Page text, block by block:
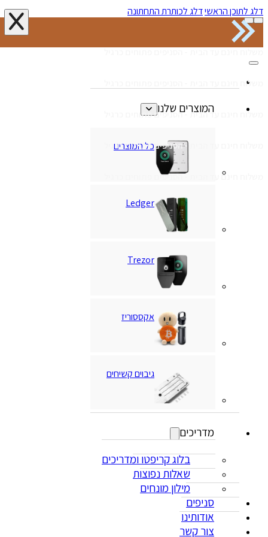
דלג לתוכן הראשידלג לכותרת התחתונה
משלוח חינם עד הבית - הסניפים פתוחים כרגיל
משלוח חינם עד הבית - הסניפים פתוחים כרגיל
משלוח חינם עד הבית - הסניפים פתוחים כרגיל
משלוח חינם עד הבית - הסניפים פתוחים כרגיל
המוצרים שלנו
כל המוצרים
Ledger
Trezor
אקססוריז
גיבוים קשיחים
מדריכים
בלוג קריפטו ומדריכים
שאלות נפוצות
מילון מונחים
סניפים
אודותינו
צור קשר